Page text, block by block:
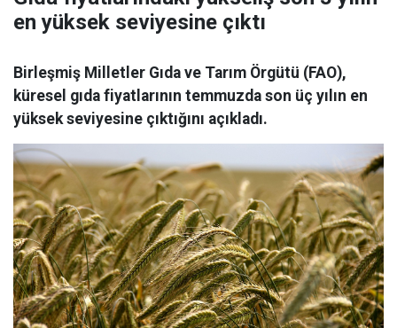
en yüksek seviyesine çıktı
Birleşmiş Milletler Gıda ve Tarım Örgütü (FAO),
küresel gıda fiyatlarının temmuzda son üç yılın en
yüksek seviyesine çıktığını açıkladı.